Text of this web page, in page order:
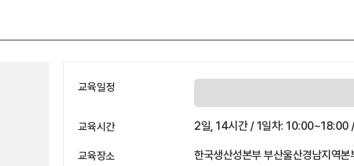
교육일정
교육시간 2일, 14시간 / 1일차:
교육장소 한국생산성본부 부산울산경남지역